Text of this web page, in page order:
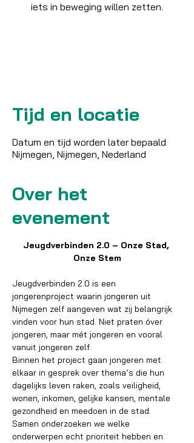
iets in beweging willen zetten.
Tijd en locatie
Datum en tijd worden later bepaald
Nijmegen, Nijmegen, Nederland
Over het
evenement
Jeugdverbinden 2.0 – Onze Stad,
Onze Stem
Jeugdverbinden 2.0 is een
jongerenproject waarin jongeren uit
Nijmegen zelf aangeven wat zij belangrijk
vinden voor hun stad. Niet praten óver
jongeren, maar mét jongeren en vooral
vanuit jongeren zelf.
Binnen het project gaan jongeren met
elkaar in gesprek over thema’s die hun
dagelijks leven raken, zoals veiligheid,
wonen, inkomen, gelijke kansen, mentale
gezondheid en meedoen in de stad.
Samen onderzoeken we welke
onderwerpen echt prioriteit hebben en